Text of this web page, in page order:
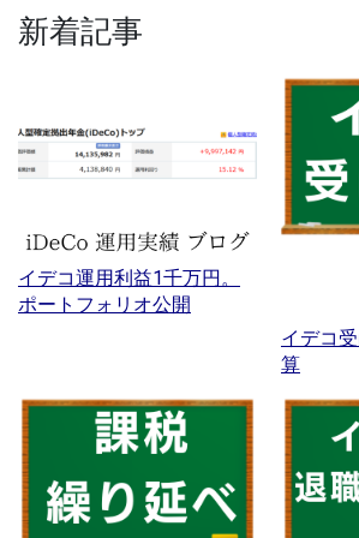
新着記事
イデコ運用利益1千万円。
ポートフォリオ公開
イデコ
算